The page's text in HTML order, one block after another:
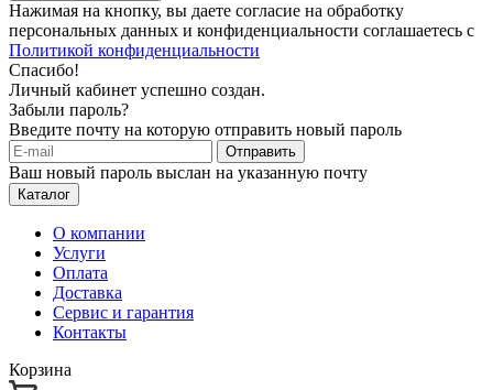
Нажимая на кнопку, вы даете согласие на обработку
персональных данных и конфиденциальности соглашаетесь с
Политикой конфиденциальности
Спасибо!
Личный кабинет успешно создан.
Забыли пароль?
Введите почту на которую отправить новый пароль
Отправить
Ваш новый пароль выслан на указанную почту
Каталог
О компании
Услуги
Оплата
Доставка
Сервис и гарантия
Контакты
Корзина